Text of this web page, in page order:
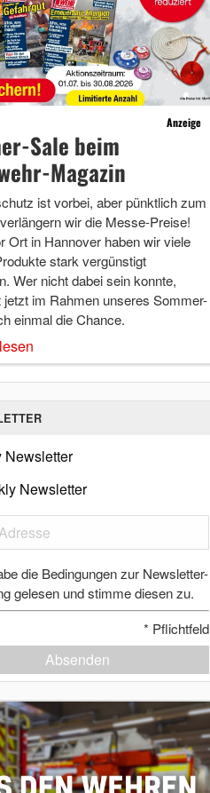
Anzeige
Sale beim
Magazin
ist vorbei, aber pünktlich zum
wir die Messe-Preise!
Ort in Hannover haben wir viele
stark vergünstigt
Wer nicht dabei sein konnte,
im Rahmen unseres Sommer-
einmal die Chance.
Newsletter
Newsletter
die Bedingungen zur Newsletter-
gelesen und stimme diesen zu.
* Pflichtfeld
Absenden